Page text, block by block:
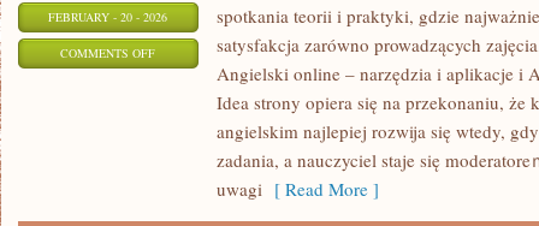
FEBRUARY - 20 - 2026
COMMENTS OFFON
ANGIELSKU
spotkania teorii i praktyki, gdzie
satysfakcja zarówno prowadzących
Angielski online – narzędzia i aplikacje i
Idea strony opiera się na przekonaniu, że
angielskim najlepiej rozwija się wtedy,
zadania, a nauczyciel staje się
uwagi [ Read More ]